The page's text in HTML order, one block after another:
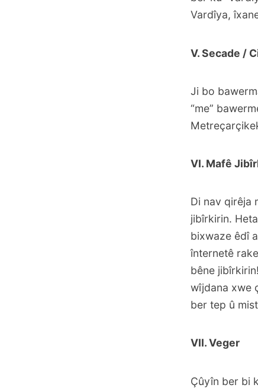
Vardîya,
V. Secade /
Ji bo
“me”
VI. Mafê
Di nav qirêja
jibîrkirin.
bixwaze êdî
înternetê
bêne
wîjdana xwe
ber tep û
VII. Veger
Çûyîn ber bi